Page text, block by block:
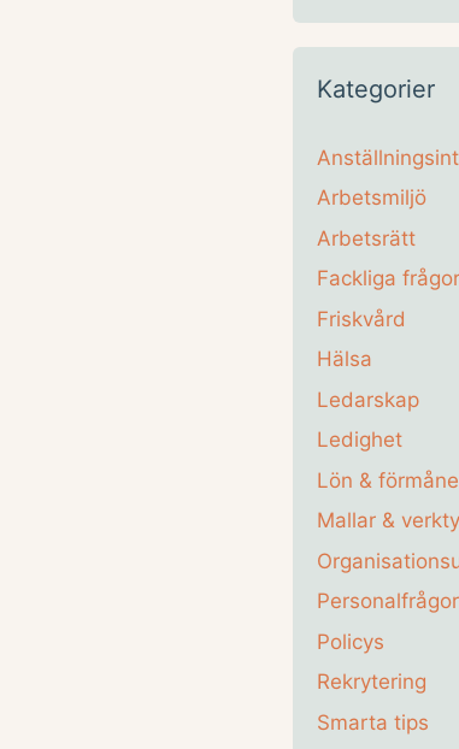
Kategorier
Arbetsmiljö
Arbetsrätt
Fackliga frågor
Friskvård
Hälsa
Ledarskap
Ledighet
Lön &
Mallar &
Policys
Rekrytering
Smarta tips